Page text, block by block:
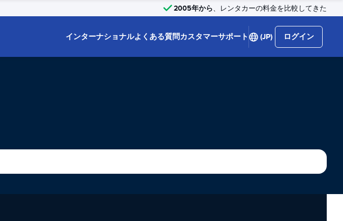
2005年から、レンタカーの料金を比較してきた
インターナショナルよくある質問カスタマーサポート (JP) ログイン